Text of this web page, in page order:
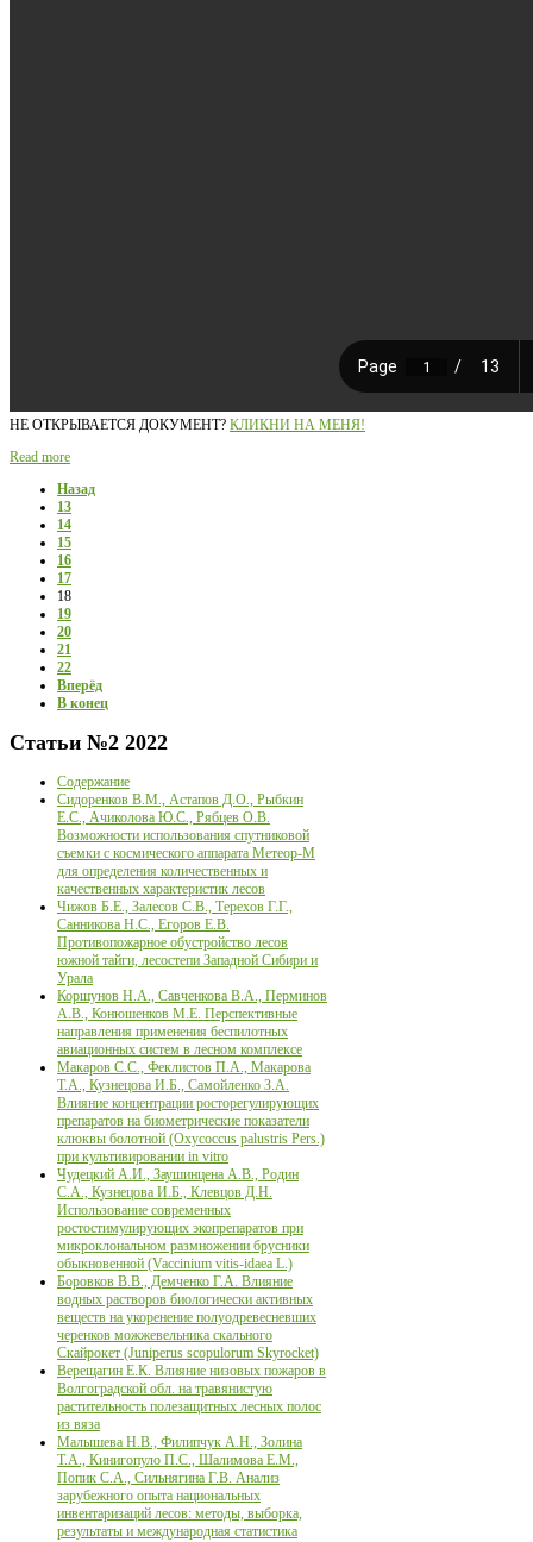
НЕ ОТКРЫВАЕТСЯ ДОКУМЕНТ? КЛИКНИ НА МЕНЯ!
Read more
Назад
13
14
15
16
17
18
19
20
21
22
Вперёд
В конец
Статьи №2 2022
Содержание
Сидоренков В.М., Астапов Д.О., Рыбкин
Е.С., Ачиколова Ю.С., Рябцев О.В.
Возможности использования спутниковой
съемки с космического аппарата Метеор-М
для определения количественных и
качественных характеристик лесов
Чижов Б.Е., Залесов С.В., Терехов Г.Г.,
Санникова Н.С., Егоров Е.В.
Противопожарное обустройство лесов
южной тайги, лесостепи Западной Сибири и
Урала
Коршунов Н.А., Савченкова В.А., Перминов
А.В., Конюшенков М.Е. Перспективные
направления применения беспилотных
авиационных систем в лесном комплексе
Макаров С.С., Феклистов П.А., Макарова
Т.А., Кузнецова И.Б., Самойленко З.А.
Влияние концентрации росторегулирующих
препаратов на биометрические показатели
клюквы болотной (Oxycoccus palustris Pers.)
при культивировании in vitro
Чудецкий А.И., Заушинцена А.В., Родин
С.А., Кузнецова И.Б., Клевцов Д.Н.
Использование современных
ростостимулирующих экопрепаратов при
микроклональном размножении брусники
обыкновенной (Vaccinium vitis-idaea L.)
Боровков В.В., Демченко Г.А. Влияние
водных растворов биологически активных
веществ на укоренение полуодревесневших
черенков можжевельника скального
Скайрокет (Juniperus scopulorum Skyrocket)
Верещагин Е.К. Влияние низовых пожаров в
Волгоградской обл. на травянистую
растительность полезащитных лесных полос
из вяза
Малышева Н.В., Филипчук А.Н., Золина
Т.А., Кинигопуло П.С., Шалимова Е.М.,
Попик С.А., Сильнягина Г.В. Анализ
зарубежного опыта национальных
инвентаризаций лесов: методы, выборка,
результаты и международная статистика